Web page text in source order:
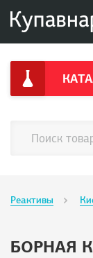
Реактивы
БОРНАЯ